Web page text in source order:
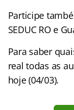
Participe
SEDUC RO e
Para saber
real todas as
hoje (04/03).